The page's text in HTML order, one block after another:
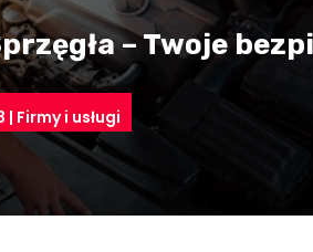
– Twoje
| Firmy i usługi